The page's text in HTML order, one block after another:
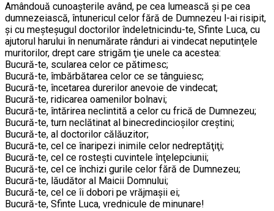
Amândouă cunoaşterile având, pe cea lumească şi pe cea
dumnezeiască, întunericul celor fără de Dumnezeu l-ai risipit,
şi cu meşteşugul doctorilor îndeletnicindu-te, Sfinte Luca, cu
ajutorul harului în nenumărate rânduri ai vindecat neputinţele
muritorilor, drept care strigăm ţie unele ca acestea:
Bucură-te, scularea celor ce pătimesc;
Bucură-te, îmbărbătarea celor ce se tânguiesc;
Bucură-te, încetarea durerilor anevoie de vindecat;
Bucură-te, ridicarea oamenilor bolnavi;
Bucură-te, întărirea neclintită a celor cu frică de Dumnezeu;
Bucură-te, turn neclătinat al binecredincioşilor creştini;
Bucură-te, al doctorilor călăuzitor;
Bucură-te, cel ce înaripezi inimile celor nedreptăţiţi;
Bucură-te, cel ce rosteşti cuvintele înţelepciunii;
Bucură-te, cel ce închizi gurile celor fără de Dumnezeu;
Bucură-te, lăudător al Maicii Domnului;
Bucură-te, cel ce îi dobori pe vrăjmaşii ei;
Bucură-te, Sfinte Luca, vrednicule de minunare!